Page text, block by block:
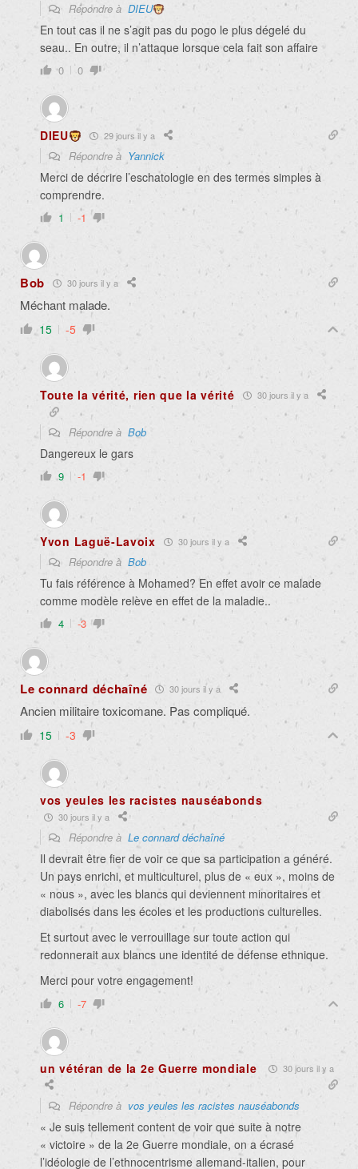
Répondre à DIEU
En tout cas il ne s’agit pas du pogo le plus dégelé du
seau.. En outre, il n’attaque lorsque cela fait son affaire
0 0
DIEU 29 jours il y a
Répondre à Yannick
Merci de décrire l’eschatologie en des termes simples à
comprendre.
1 -1
Bob 30 jours il y a
Méchant malade.
15 -5
Toute la vérité, rien que la vérité 30 jours il y a
Répondre à Bob
Dangereux le gars
9 -1
Yvon Laguë-Lavoix 30 jours il y a
Répondre à Bob
Tu fais référence à Mohamed? En effet avoir ce malade
comme modèle relève en effet de la maladie..
4 -3
Le connard déchaîné 30 jours il y a
Ancien militaire toxicomane. Pas compliqué.
15 -3
vos yeules les racistes nauséabonds
30 jours il y a
Répondre à Le connard déchaîné
Il devrait être fier de voir ce que sa participation a généré.
Un pays enrichi, et multiculturel, plus de « eux », moins de
« nous », avec les blancs qui deviennent minoritaires et
diabolisés dans les écoles et les productions culturelles.
Et surtout avec le verrouillage sur toute action qui
redonnerait aux blancs une identité de défense ethnique.
Merci pour votre engagement!
6 -7
un vétéran de la 2e Guerre mondiale 30 jours il y a
Répondre à vos yeules les racistes nauséabonds
« Je suis tellement content de voir que suite à notre
« victoire » de la 2e Guerre mondiale, on a écrasé
l’idéologie de l’ethnocentrisme allemand-italien, pour